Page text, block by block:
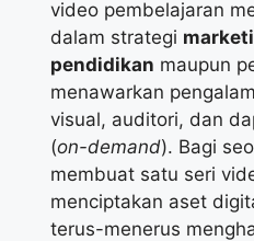
video pembelajaran
dalam strategi
pendidikan maupun
menawarkan
visual, auditori, dan
(on-demand). Bagi
membuat satu seri
menciptakan aset
terus-menerus